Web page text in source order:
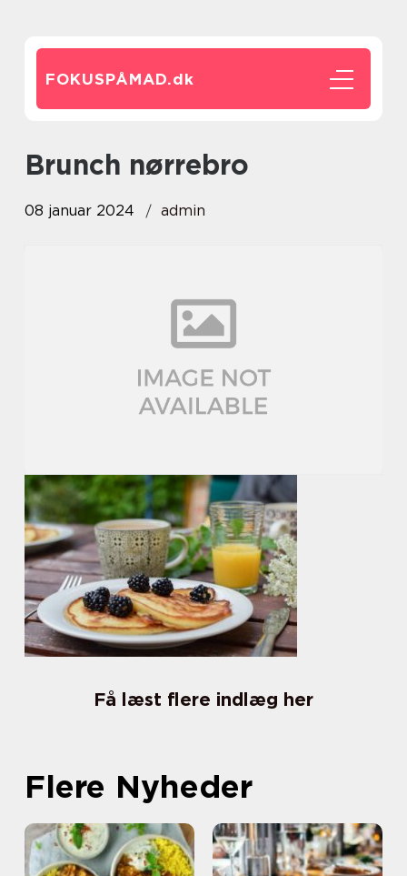
FOKUSPÅMAD.dk
brunch nørrebro
08 januar 2024 admin
Få læst flere indlæg her
Flere Nyheder